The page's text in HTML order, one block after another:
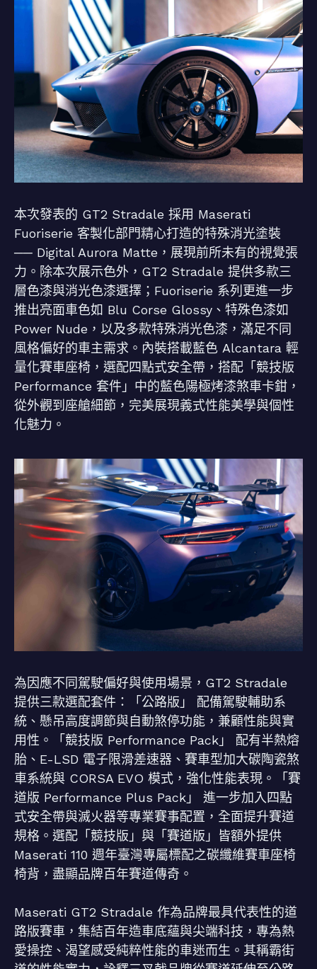
本次發表的 GT2 Stradale 採用 Maserati
Fuoriserie 客製化部門精心打造的特殊消光塗裝
── Digital Aurora Matte，展現前所未有的視覺張
力。除本次展示色外，GT2 Stradale 提供多款三
層色漆與消光色漆選擇；Fuoriserie 系列更進一步
推出亮面車色如 Blu Corse Glossy、特殊色漆如
Power Nude，以及多款特殊消光色漆，滿足不同
風格偏好的車主需求。內裝搭載藍色 Alcantara 輕
量化賽車座椅，選配四點式安全帶，搭配「競技版
Performance 套件」中的藍色陽極烤漆煞車卡鉗，
從外觀到座艙細節，完美展現義式性能美學與個性
化魅力。
為因應不同駕駛偏好與使用場景，GT2 Stradale
提供三款選配套件：「公路版」 配備駕駛輔助系
統、懸吊高度調節與自動煞停功能，兼顧性能與實
用性。「競技版 Performance Pack」 配有半熱熔
胎、E-LSD 電子限滑差速器、賽車型加大碳陶瓷煞
車系統與 CORSA EVO 模式，強化性能表現。「賽
道版 Performance Plus Pack」 進一步加入四點
式安全帶與滅火器等專業賽事配置，全面提升賽道
規格。選配「競技版」與「賽道版」皆額外提供
Maserati 110 週年臺灣專屬標配之碳纖維賽車座椅
椅背，盡顯品牌百年賽道傳奇。
Maserati GT2 Stradale 作為品牌最具代表性的道
路版賽車，集結百年造車底蘊與尖端科技，專為熱
愛操控、渴望感受純粹性能的車迷而生。其稱霸街